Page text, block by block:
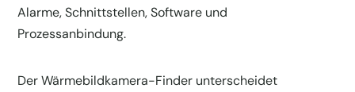
Alarme, Schnittstellen, Software und
Prozessanbindung.
Der Wärmebildkamera-Finder unterscheidet